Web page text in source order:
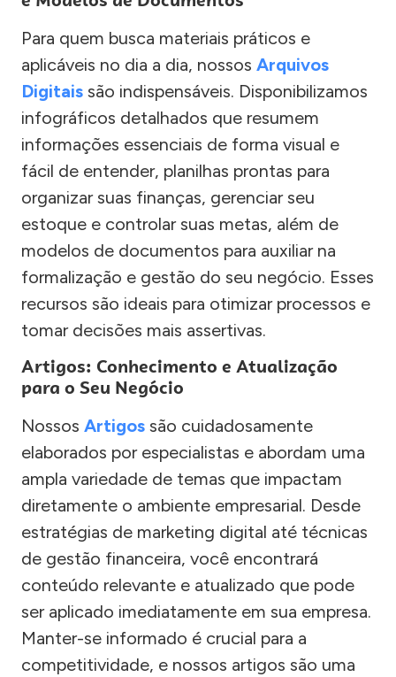
Para quem busca materiais práticos e
aplicáveis no dia a dia, nossos Arquivos
Digitais são indispensáveis. Disponibilizamos
infográficos detalhados que resumem
informações essenciais de forma visual e
fácil de entender, planilhas prontas para
organizar suas finanças, gerenciar seu
estoque e controlar suas metas, além de
modelos de documentos para auxiliar na
formalização e gestão do seu negócio. Esses
recursos são ideais para otimizar processos e
tomar decisões mais assertivas.
Artigos: Conhecimento e Atualização
para o Seu Negócio
Nossos Artigos são cuidadosamente
elaborados por especialistas e abordam uma
ampla variedade de temas que impactam
diretamente o ambiente empresarial. Desde
estratégias de marketing digital até técnicas
de gestão financeira, você encontrará
conteúdo relevante e atualizado que pode
ser aplicado imediatamente em sua empresa.
Manter-se informado é crucial para a
competitividade, e nossos artigos são uma